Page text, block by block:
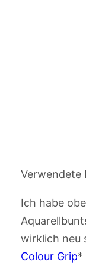
Verwendete
Ich habe
wirklich neu
Colour Grip*